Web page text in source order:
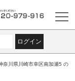
ログイン
奈川県川崎市幸区南加瀬5 の